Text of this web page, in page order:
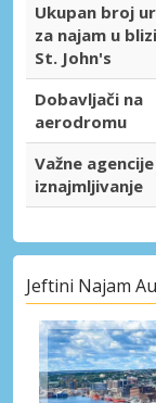
Ukupan broj
za najam u
St. John's
Dobavljači na
aerodromu
Važne
iznajmljivanje
Jeftini Najam